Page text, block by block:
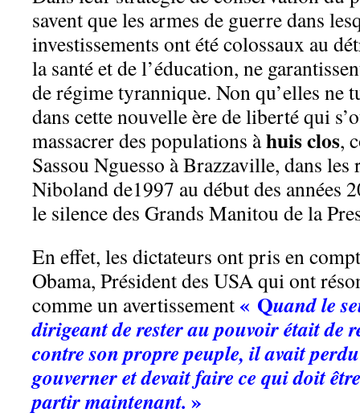
savent que les armes de guerre dans
investissements ont été colossaux au
la santé et de l’éducation, ne
de régime tyrannique. Non qu’elles ne
dans cette nouvelle ère de liberté qui
massacrer des populations àhuis clos,
Sassou Nguesso à Brazzaville, dans
Niboland de1997 au début des années
le silence des Grands Manitou de la
En effet, les dictateurs ont pris en
Obama, Président des USA qui ont
comme un avertissement« Quand le
dirigeant de rester au pouvoir était de
contre son propre peuple, il avait
gouverner et devait faire ce qui doit
partir maintenant. »